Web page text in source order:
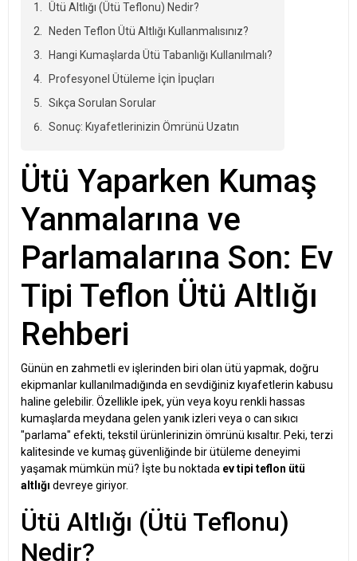
Ütü Altlığı (Ütü Teflonu) Nedir?
Neden Teflon Ütü Altlığı Kullanmalısınız?
Hangi Kumaşlarda Ütü Tabanlığı Kullanılmalı?
Profesyonel Ütüleme İçin İpuçları
Sıkça Sorulan Sorular
Sonuç: Kıyafetlerinizin Ömrünü Uzatın
Ütü Yaparken Kumaş
Yanmalarına ve
Parlamalarına Son: Ev
Tipi Teflon Ütü Altlığı
Rehberi
Günün en zahmetli ev işlerinden biri olan ütü yapmak, doğru
ekipmanlar kullanılmadığında en sevdiğiniz kıyafetlerin kabusu
haline gelebilir. Özellikle ipek, yün veya koyu renkli hassas
kumaşlarda meydana gelen yanık izleri veya o can sıkıcı
"parlama" efekti, tekstil ürünlerinizin ömrünü kısaltır. Peki, terzi
kalitesinde ve kumaş güvenliğinde bir ütüleme deneyimi
yaşamak mümkün mü? İşte bu noktada ev tipi teflon ütü
altlığı devreye giriyor.
Ütü Altlığı (Ütü Teflonu)
Nedir?